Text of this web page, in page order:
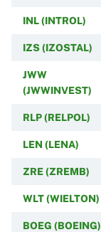
INL (INTROL)
IZS (IZOSTAL)
JWW
(JWWINVEST)
RLP (RELPOL)
LEN (LENA)
ZRE (ZREMB)
WLT (WIELTON)
BOEG (BOEING)